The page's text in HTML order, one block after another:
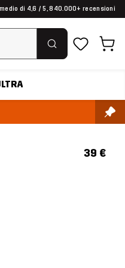
di 4,6 / 5, 840.000+ recensioni
39 €